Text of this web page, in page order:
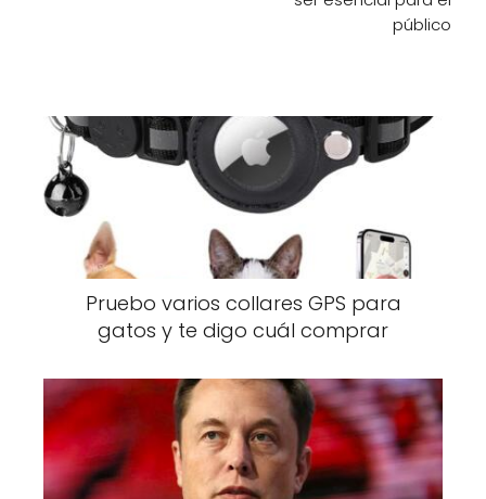
público
Pruebo varios collares GPS para
gatos y te digo cuál comprar